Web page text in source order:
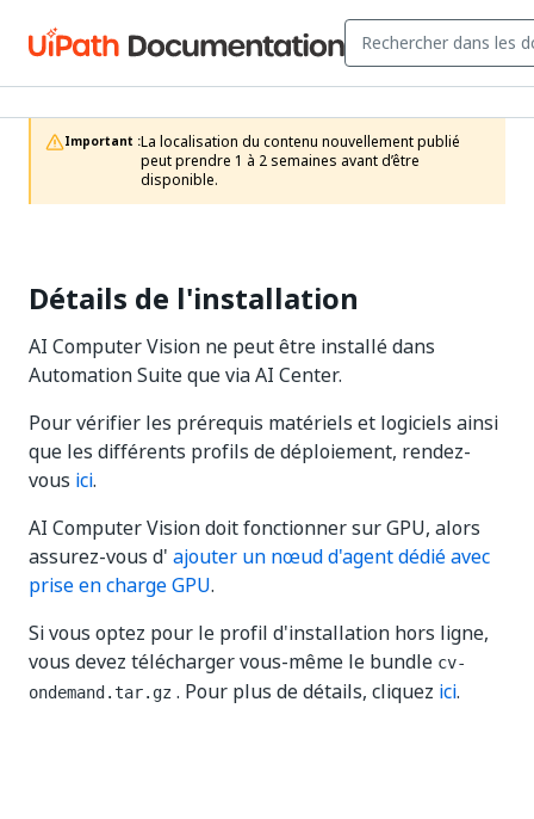
Important :La localisation du contenu nouvellement publié
peut prendre 1 à 2 semaines avant d’être
disponible.
Détails de l'installation
AI Computer Vision ne peut être installé dans
Automation Suite que via AI Center.
Pour vérifier les prérequis matériels et logiciels ainsi
que les différents profils de déploiement, rendez-
vous ici.
AI Computer Vision doit fonctionner sur GPU, alors
assurez-vous d' ajouter un nœud d'agent dédié avec
prise en charge GPU.
Si vous optez pour le profil d'installation hors ligne,
vous devez télécharger vous-même le bundle cv-
ondemand.tar.gz . Pour plus de détails, cliquez ici.